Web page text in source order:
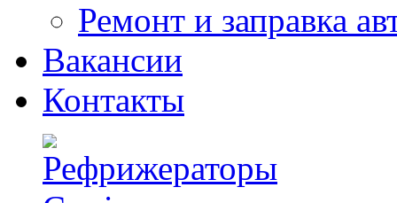
Ремонт и заправка
Вакансии
Контакты